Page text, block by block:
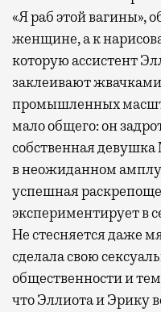
«Я раб этой вагины»,
женщине, а к
которую ассистент
заклеивают
промышленных
мало общего: он
собственная
в неожиданном
успешная
экспериментирует в
Не стесняется даже
сделала свою
общественности и
что Эллиота и Эрику